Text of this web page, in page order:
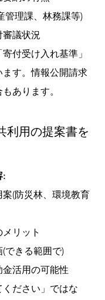
管理課、林務課等)
審議状況
付受け入れ基準」
ます。情報公開請求
あります。
利用の提案書を
:
(防災林、環境教育
リット
できる範囲で)
活用の可能性
ださい」ではな